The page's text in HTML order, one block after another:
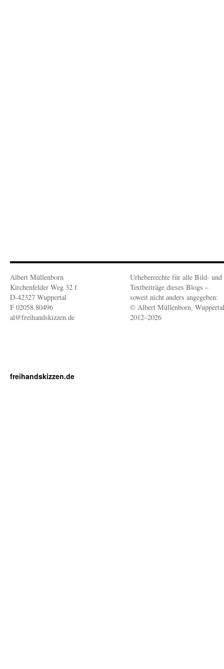
Albert Müllenborn
Kirchenfelder Weg 32 f
D-42327 Wuppertal
F 02058.80496
al@freihandskizzen.de
Urheberrechte für alle Bild- und
Textbeiträge dieses Blogs –
soweit nicht anders angegeben:
© Albert Müllenborn, Wuppertal
2012–2026
freihandskizzen.de